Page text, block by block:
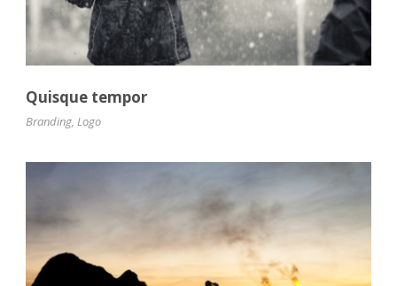
Quisque tempor
Branding, Logo